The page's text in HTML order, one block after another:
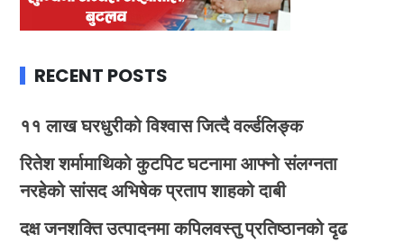
RECENT POSTS
११ लाख घरधुरीको विश्वास जित्दै वर्ल्डलिङ्क
रितेश शर्मामाथिको कुटपिट घटनामा आफ्नो संलग्नता
नरहेको सांसद अभिषेक प्रताप शाहको दाबी
दक्ष जनशक्ति उत्पादनमा कपिलवस्तु प्रतिष्ठानको दृढ